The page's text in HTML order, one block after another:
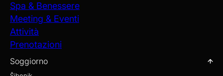
Spa & Benessere
Meeting & Eventi
Attività
Prenotazioni
Soggiorno